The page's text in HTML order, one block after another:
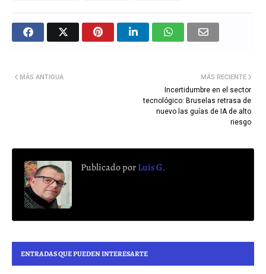
MÁS RECIENTE
Incertidumbre en el sector
tecnológico: Bruselas retrasa de
nuevo las guías de IA de alto
riesgo
MÁS ANTIGUA
Publicado porLuis G.
ENTRADAS QUE PUEDEN INTERESARTE